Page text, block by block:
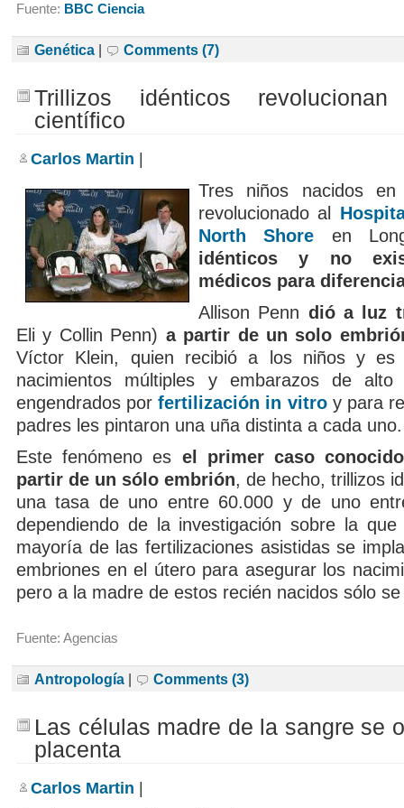
Fuente: BBC Ciencia
Genética | Comments (7)
Trillizos idénticos
científico
Carlos Martin
Tres niños nacidos en
revolucionado al
North Shore en
idénticos y no
médicos para
Allison Penn dió a luz
Eli y Collin Penn) a partir de un solo
Víctor Klein, quien recibió a los niños y es
nacimientos múltiples y embarazos de alto
engendrados porfertilización in vitroy para
padres les pintaron una uña distinta a cada uno.
Este fenómeno es el primer caso
partir de un sólo embrión, de hecho, trillizos
una tasa de uno entre 60.000 y de uno
dependiendo de la investigación sobre la
mayoría de las fertilizaciones asistidas se
embriones en el útero para asegurar los
pero a la madre de estos recién nacidos sólo
Fuente: Agencias
Antropología | Comments (3)
Las células madre de la sangre se
placenta
Carlos Martin